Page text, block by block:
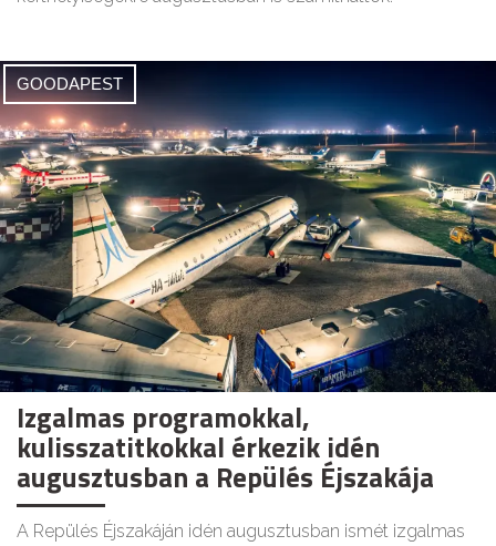
GOODAPEST
Izgalmas programokkal,
kulisszatitkokkal érkezik idén
augusztusban a Repülés Éjszakája
A Repülés Éjszakáján idén augusztusban ismét izgalmas